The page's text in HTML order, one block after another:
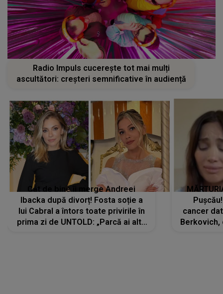
Radio Impuls cucerește tot mai mulți
ascultători: creșteri semnificative în audiență
Cât de bine îi merge Andreei
Ibacka după divorț! Fosta soție a
lui Cabral a întors toate privirile în
prima zi de UNTOLD: „Parcă ai altă
cancer
Berkovich,